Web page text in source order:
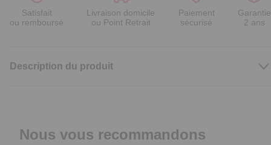
Satisfait
ou remboursé
Livraison domicile
ou Point Retrait
Paiement
sécurisé
Garantie
2 ans
Description du produit
Nous vous recommandons